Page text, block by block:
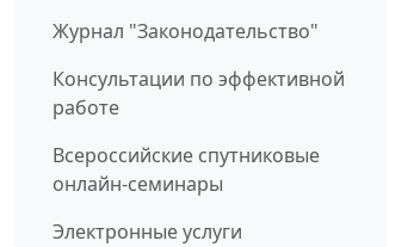
Журнал "Законодательство"
Консультации по эффективной
работе
Всероссийские спутниковые
онлайн-семинары
Электронные услуги